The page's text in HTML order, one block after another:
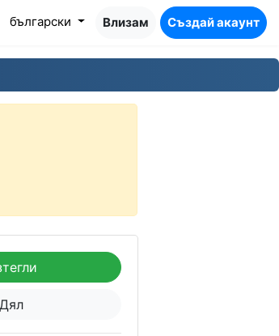
български Влизам Създай акаунт
Дял